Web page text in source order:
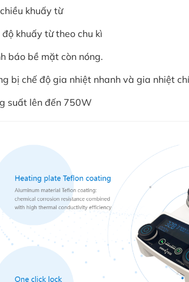
khuấy từ
độ khuấy từ theo chu kì
báo bề mặt còn nóng.
bị chế độ gia nhiệt nhanh và gia nhiệt
suất lên đến 750W